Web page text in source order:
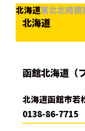
北海道東北北陸関
北海道
函館北海道（
北海道函館市若
0138-86-7715